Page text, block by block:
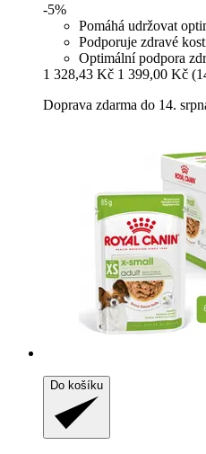
-5%
Pomáhá udržovat
Podporuje zdravé
Optimální podpora
1 328,43 Kč 1 399,00 Kč
Doprava zdarma do 14.
Do košíku